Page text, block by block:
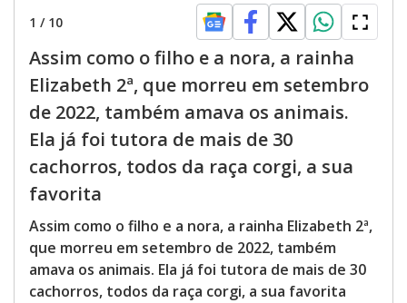
1 / 10
Assim como o filho e a nora, a rainha
Elizabeth 2ª, que morreu em setembro
de 2022, também amava os animais.
Ela já foi tutora de mais de 30
cachorros, todos da raça corgi, a sua
favorita
Assim como o filho e a nora, a rainha Elizabeth 2ª,
que morreu em setembro de 2022, também
amava os animais. Ela já foi tutora de mais de 30
cachorros, todos da raça corgi, a sua favorita